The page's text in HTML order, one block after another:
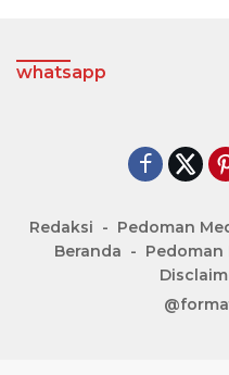
whatsapp
Redaksi Pedoman
Beranda
Pedoman